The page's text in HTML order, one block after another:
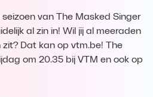
van The Masked Singer
al zin in! Wil jij al meeraden
Dat kan op vtm.be! The
om 20.35 bij VTM en ook op